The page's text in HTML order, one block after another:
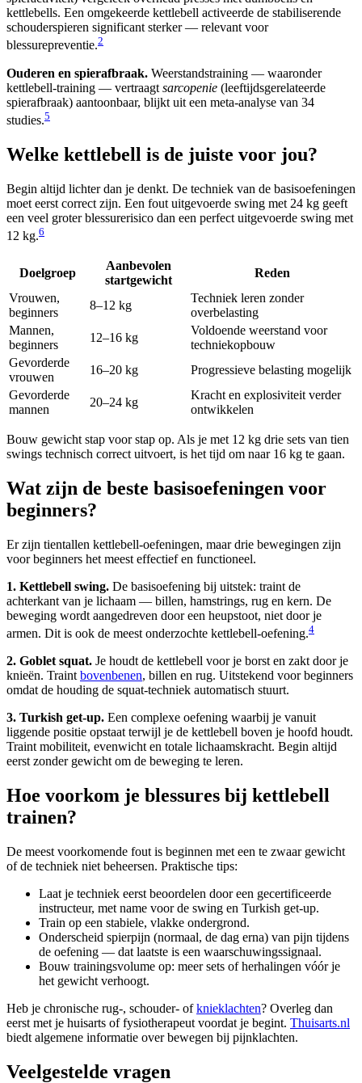
kettlebells. Een omgekeerde kettlebell activeerde de stabiliserende
schouderspieren significant sterker — relevant voor
blessurepreventie.2
Ouderen en spierafbraak. Weerstandstraining — waaronder
kettlebell-training — vertraagt sarcopenie (leeftijdsgerelateerde
spierafbraak) aantoonbaar, blijkt uit een meta-analyse van 34
studies.5
Welke kettlebell is de juiste voor jou?
Begin altijd lichter dan je denkt. De techniek van de basisoefeningen
moet eerst correct zijn. Een fout uitgevoerde swing met 24 kg geeft
een veel groter blessurerisico dan een perfect uitgevoerde swing met
12 kg.6
Doelgroep
Aanbevolen
startgewicht
Reden
Vrouwen,
beginners
8–12 kg
Techniek leren zonder
overbelasting
Mannen,
beginners
12–16 kg
Voldoende weerstand voor
techniekopbouw
Gevorderde
vrouwen
16–20 kg
Progressieve belasting mogelijk
Gevorderde
mannen
20–24 kg
Kracht en explosiviteit verder
ontwikkelen
Bouw gewicht stap voor stap op. Als je met 12 kg drie sets van tien
swings technisch correct uitvoert, is het tijd om naar 16 kg te gaan.
Wat zijn de beste basisoefeningen voor
beginners?
Er zijn tientallen kettlebell-oefeningen, maar drie bewegingen zijn
voor beginners het meest effectief en functioneel.
1. Kettlebell swing. De basisoefening bij uitstek: traint de
achterkant van je lichaam — billen, hamstrings, rug en kern. De
beweging wordt aangedreven door een heupstoot, niet door je
armen. Dit is ook de meest onderzochte kettlebell-oefening.4
2. Goblet squat. Je houdt de kettlebell voor je borst en zakt door je
knieën. Traint bovenbenen, billen en rug. Uitstekend voor beginners
omdat de houding de squat-techniek automatisch stuurt.
3. Turkish get-up. Een complexe oefening waarbij je vanuit
liggende positie opstaat terwijl je de kettlebell boven je hoofd houdt.
Traint mobiliteit, evenwicht en totale lichaamskracht. Begin altijd
eerst zonder gewicht om de beweging te leren.
Hoe voorkom je blessures bij kettlebell
trainen?
De meest voorkomende fout is beginnen met een te zwaar gewicht
of de techniek niet beheersen. Praktische tips:
Laat je techniek eerst beoordelen door een gecertificeerde
instructeur, met name voor de swing en Turkish get-up.
Train op een stabiele, vlakke ondergrond.
Onderscheid spierpijn (normaal, de dag erna) van pijn tijdens
de oefening — dat laatste is een waarschuwingssignaal.
Bouw trainingsvolume op: meer sets of herhalingen vóór je
het gewicht verhoogt.
Heb je chronische rug-, schouder- ofknieklachten? Overleg dan
eerst met je huisarts of fysiotherapeut voordat je begint. Thuisarts.nl
biedt algemene informatie over bewegen bij pijnklachten.
Veelgestelde vragen